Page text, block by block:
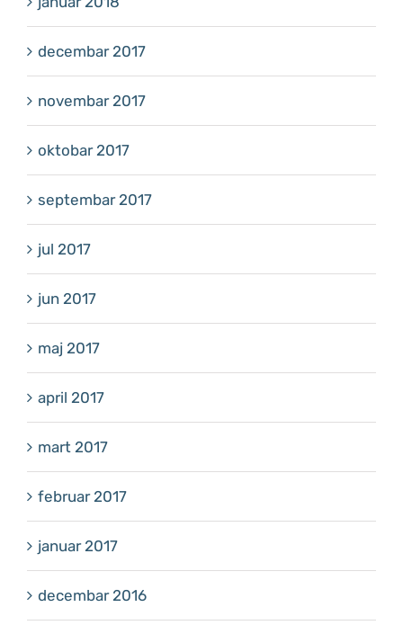
decembar 2017
novembar 2017
oktobar 2017
septembar 2017
jul 2017
jun 2017
maj 2017
april 2017
mart 2017
februar 2017
januar 2017
decembar 2016